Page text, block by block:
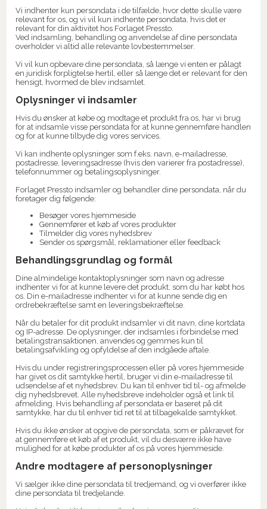
Vi indhenter kun persondata i de tilfælde, hvor dette skulle være
relevant for os, og vi vil kun indhente persondata, hvis det er
relevant for din aktivitet hos Forlaget Pressto.
Ved indsamling, behandling og anvendelse af dine persondata
overholder vi altid alle relevante lovbestemmelser.
Vi vil kun opbevare dine persondata, så længe vi enten er pålagt
en juridisk forpligtelse hertil, eller så længe det er relevant for den
hensigt, hvormed de blev indsamlet.
Oplysninger vi indsamler
Hvis du ønsker at købe og modtage et produkt fra os, har vi brug
for at indsamle visse persondata for at kunne gennemføre handlen
og for at kunne tilbyde dig vores services.
Vi kan indhente oplysninger som f.eks. navn, e-mailadresse,
postadresse, leveringsadresse (hvis den varierer fra postadresse),
telefonnummer og betalingsoplysninger.
Forlaget Pressto indsamler og behandler dine persondata, når du
foretager dig følgende:
Besøger vores hjemmeside
Gennemfører et køb af vores produkter
Tilmelder dig vores nyhedsbrev
Sender os spørgsmål, reklamationer eller feedback
Behandlingsgrundlag og formål
Dine almindelige kontaktoplysninger som navn og adresse
indhenter vi for at kunne levere det produkt, som du har købt hos
os. Din e-mailadresse indhenter vi for at kunne sende dig en
ordrebekræftelse samt en leveringsbekræftelse.
Når du betaler for dit produkt indsamler vi dit navn, dine kortdata
og IP-adresse. De oplysninger, der indsamles i forbindelse med
betalingstransaktionen, anvendes og gemmes kun til
betalingsafvikling og opfyldelse af den indgåede aftale.
Hvis du under registreringsprocessen eller på vores hjemmeside
har givet os dit samtykke hertil, bruger vi din e-mailadresse til
udsendelse af et nyhedsbrev. Du kan til enhver tid til- og afmelde
dig nyhedsbrevet. Alle nyhedsbreve indeholder også et link til
afmelding. Hvis behandling af persondata er baseret på dit
samtykke, har du til enhver tid ret til at tilbagekalde samtykket.
Hvis du ikke ønsker at opgive de persondata, som er påkrævet for
at gennemføre et køb af et produkt, vil du desværre ikke have
mulighed for at købe produkter af os på vores hjemmeside.
Andre modtagere af personoplysninger
Vi sælger ikke dine persondata til tredjemand, og vi overfører ikke
dine persondata til tredjelande.